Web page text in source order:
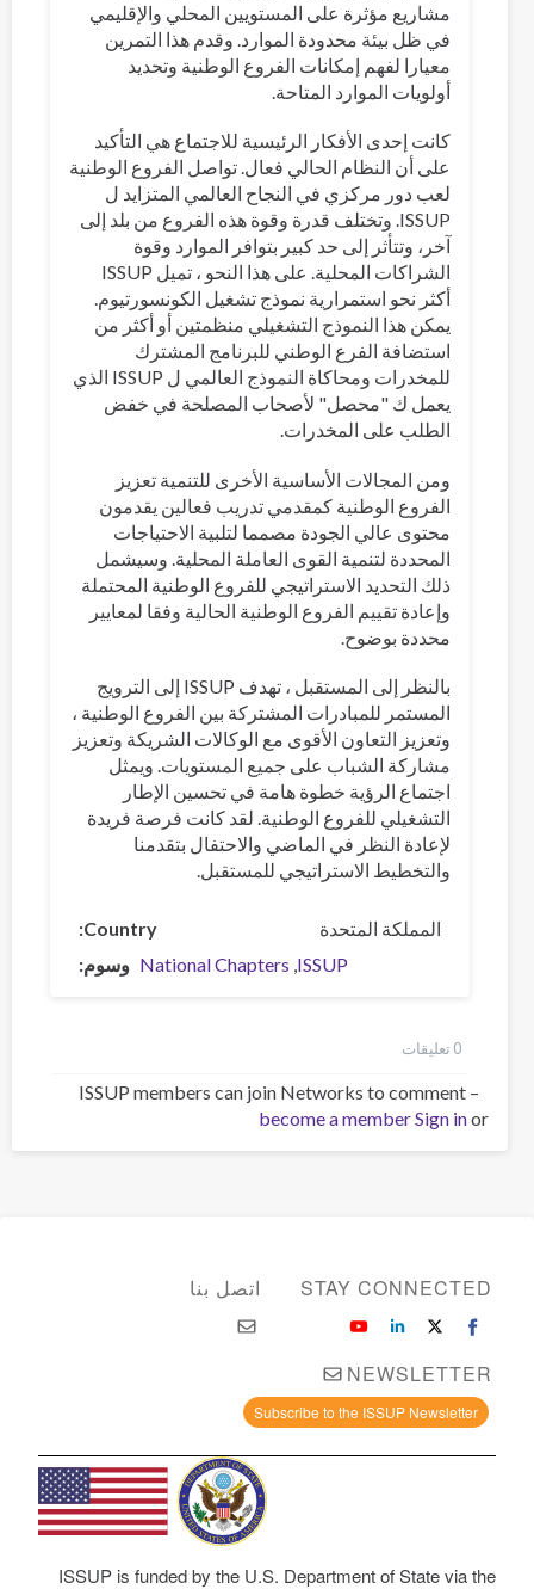
مشاريع مؤثرة على المستويين المحلي والإقليمي
في ظل بيئة محدودة الموارد. وقدم هذا التمرين
معيارا لفهم إمكانات الفروع الوطنية وتحديد
أولويات الموارد المتاحة.
كانت إحدى الأفكار الرئيسية للاجتماع هي التأكيد
على أن النظام الحالي فعال. تواصل الفروع الوطنية
لعب دور مركزي في النجاح العالمي المتزايد ل
ISSUP. وتختلف قدرة وقوة هذه الفروع من بلد إلى
آخر، وتتأثر إلى حد كبير بتوافر الموارد وقوة
الشراكات المحلية. على هذا النحو ، تميل ISSUP
أكثر نحو استمرارية نموذج تشغيل الكونسورتيوم.
يمكن هذا النموذج التشغيلي منظمتين أو أكثر من
استضافة الفرع الوطني للبرنامج المشترك
للمخدرات ومحاكاة النموذج العالمي ل ISSUP الذي
يعمل ك "محصل" لأصحاب المصلحة في خفض
الطلب على المخدرات.
ومن المجالات الأساسية الأخرى للتنمية تعزيز
الفروع الوطنية كمقدمي تدريب فعالين يقدمون
محتوى عالي الجودة مصمما لتلبية الاحتياجات
المحددة لتنمية القوى العاملة المحلية. وسيشمل
ذلك التحديد الاستراتيجي للفروع الوطنية المحتملة
وإعادة تقييم الفروع الوطنية الحالية وفقا لمعايير
محددة بوضوح.
بالنظر إلى المستقبل ، تهدف ISSUP إلى الترويج
المستمر للمبادرات المشتركة بين الفروع الوطنية ،
وتعزيز التعاون الأقوى مع الوكالات الشريكة وتعزيز
مشاركة الشباب على جميع المستويات. ويمثل
اجتماع الرؤية خطوة هامة في تحسين الإطار
التشغيلي للفروع الوطنية. لقد كانت فرصة فريدة
لإعادة النظر في الماضي والاحتفال بتقدمنا
والتخطيط الاستراتيجي للمستقبل.
Country
المملكة المتحدة
وسوم
ISSUP
National Chapters
0 تعليقات
ISSUP members can join Networks to comment –
Sign inor
become a member
اتصل بنا STAY CONNECTED
NEWSLETTER
Subscribe to the ISSUP Newsletter
ISSUP is funded by the U.S. Department of State via the